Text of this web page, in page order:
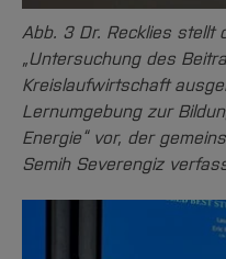
Abb. 3 Dr. Recklies stellt
„Untersuchung des
Kreislaufwirtschaft
Lernumgebung zur
Energie“ vor, der
Semih Severengiz